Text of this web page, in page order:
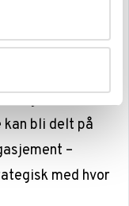
som
bilder, videoer
bli delt på
–
med hvor